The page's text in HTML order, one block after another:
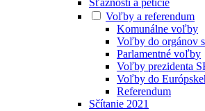
Sťažnosti a petície
Voľby a referendum
Komunálne voľby
Voľby do orgánov
Parlamentné voľby
Voľby prezidenta
Voľby do
Referendum
Sčítanie 2021